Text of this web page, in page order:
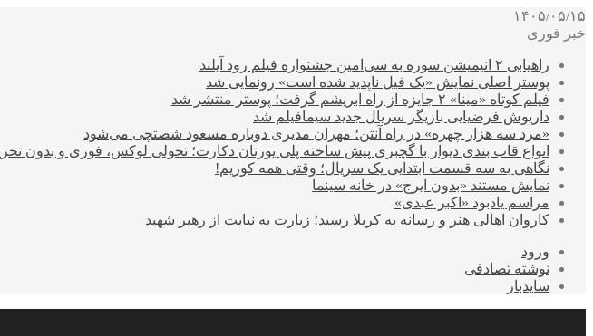
۱۴۰۵/۰۵/۱۵
خبر فوری
راهیابی ۲ انیمیشن سوره به سی‌امین جشنواره فیلم رود آیلند
پوستر اصلی نمایش «یک فیل ناپدید شده است» رونمایی شد
فیلم کوتاه «مینا» ۲ جایزه از راه ابریشم گرفت؛ پوستر منتشر شد
داریوش فرضیایی بازیگر سریال جدید سیمافیلم شد
«مرد سه هزار چهره» در راه آنتن؛ مهران مدیری دوباره مسعود شصتچی می‌شود
انواع قاب بندی دیوار با گچبری پیش ساخته پلی یورتان دکارت؛ تحولی لوکس، فوری و بدون
نگاهی به سه قسمت ابتدایی یک سریال؛ وقتی همه کوریم!
نمایش مستند «بدون ایرج» در خانه سینما
مراسم یادبود «اکبر عبدی»
کاروان اهالی هنر و رسانه به کربلا رسید؛ زیارت به نیایت از رهبر شهید
ورود
نوشته تصادفی
سایدبار